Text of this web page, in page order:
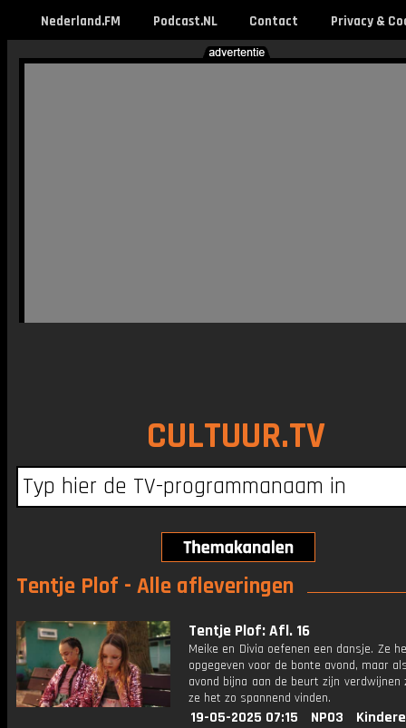
Nederland.FM Podcast.NL Contact Privacy &
CULTUUR.TV
Tentje Plof - Alle afleveringen
Tentje Plof: Afl. 16
Meike en Divia oefenen een dansje. Ze
opgegeven voor de bonte avond, maar
avond bijna aan de beurt zijn verdwijnen
ze het zo spannend vinden.
19-05-2025 07:15 NPO3